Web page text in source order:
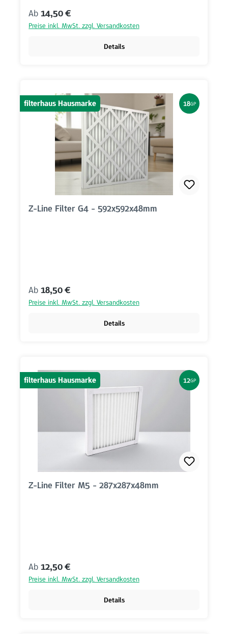
Regulärer Preis:
Ab 14,50 €
Preise inkl. MwSt. zzgl. Versandkosten
Details
filterhaus Hausmarke 18GP
Z-Line Filter G4 - 592x592x48mm
Regulärer Preis:
Ab 18,50 €
Preise inkl. MwSt. zzgl. Versandkosten
Details
filterhaus Hausmarke 12GP
Z-Line Filter M5 - 287x287x48mm
Regulärer Preis:
Ab 12,50 €
Preise inkl. MwSt. zzgl. Versandkosten
Details